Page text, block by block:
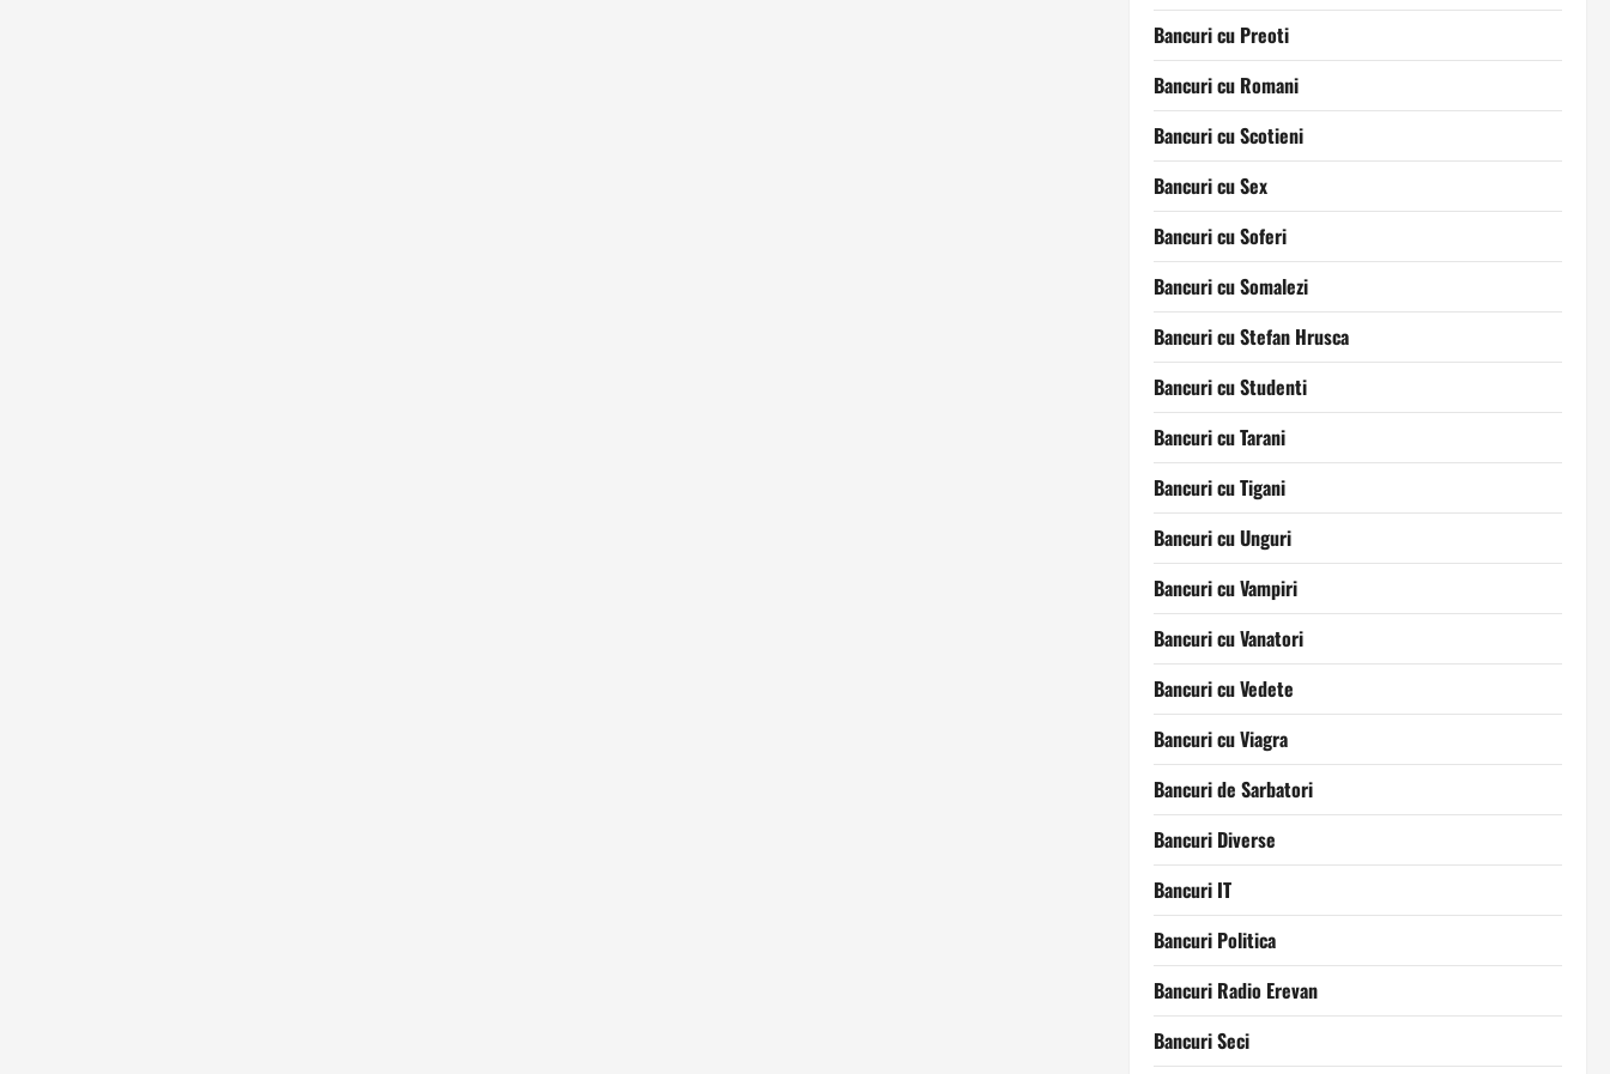
Bancuri cu Preoti
Bancuri cu Romani
Bancuri cu Scotieni
Bancuri cu Sex
Bancuri cu Soferi
Bancuri cu Somalezi
Bancuri cu Stefan Hrusca
Bancuri cu Studenti
Bancuri cu Tarani
Bancuri cu Tigani
Bancuri cu Unguri
Bancuri cu Vampiri
Bancuri cu Vanatori
Bancuri cu Vedete
Bancuri cu Viagra
Bancuri de Sarbatori
Bancuri Diverse
Bancuri IT
Bancuri Politica
Bancuri Radio Erevan
Bancuri Seci